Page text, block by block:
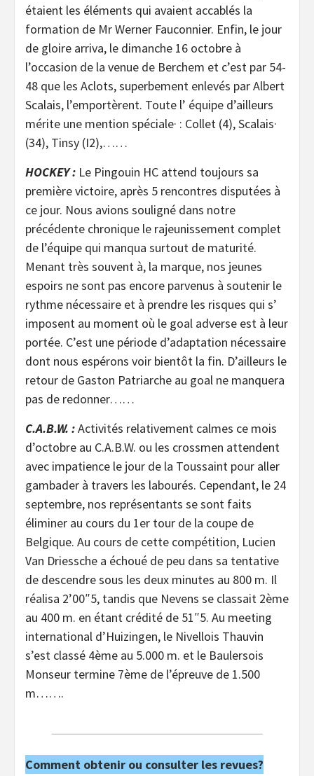
étaient les éléments qui avaient accablés la
formation de Mr Werner Fauconnier. Enfin, le jour
de gloire arriva, le dimanche 16 octobre à
l’occasion de la venue de Berchem et c’est par 54-
48 que les Aclots, superbement enlevés par Albert
Scalais, l’emportèrent. Toute l’ équipe d’ailleurs
mérite une mention spéciale· : Collet (4), Scalais·
(34), Tinsy (I2),……
HOCKEY : Le Pingouin HC attend toujours sa
première victoire, après 5 rencontres disputées à
ce jour. Nous avions souligné dans notre
précédente chronique le rajeunissement complet
de l’équipe qui manqua surtout de maturité.
Menant très souvent à, la marque, nos jeunes
espoirs ne sont pas encore parvenus à soutenir le
rythme nécessaire et à prendre les risques qui s’
imposent au moment où le goal adverse est à leur
portée. C’est une période d’adaptation nécessaire
dont nous espérons voir bientôt la fin. D’ailleurs le
retour de Gaston Patriarche au goal ne manquera
pas de redonner……
C.A.B.W. :Activités relativement calmes ce mois
d’octobre au C.A.B.W. ou les crossmen attendent
avec impatience le jour de la Toussaint pour aller
gambader à travers les labourés. Cependant, le 24
septembre, nos représentants se sont faits
éliminer au cours du 1er tour de la coupe de
Belgique. Au cours de cette compétition, Lucien
Van Driessche a échoué de peu dans sa tentative
de descendre sous les deux minutes au 800 m. Il
réalisa 2’00″5, tandis que Nevens se classait 2ème
au 400 m. en étant crédité de 51″5. Au meeting
international d’Huizingen, le Nivellois Thauvin
s’est classé 4ème au 5.000 m. et le Baulersois
Monseur termine 7ème de l’épreuve de 1.500
m…….
Comment obtenir ou consulter les revues?